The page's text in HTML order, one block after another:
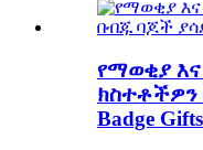
የማወቂያ እና
ክስተቶችዎን
Badge